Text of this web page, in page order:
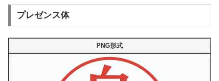
プレゼンス体
PNG形式